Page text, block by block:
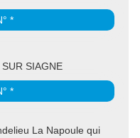
*
SIAGNE
*
La Napoule qui